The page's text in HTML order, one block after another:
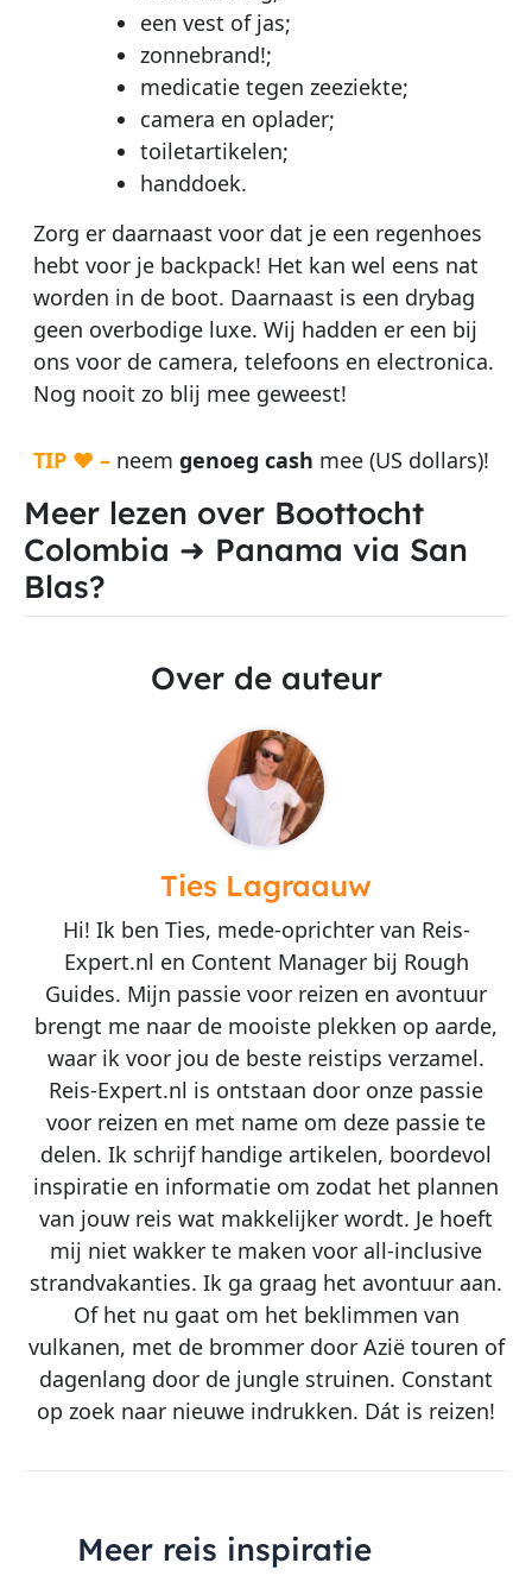
een vest of jas;
zonnebrand!;
medicatie tegen zeeziekte;
camera en oplader;
toiletartikelen;
handdoek.
Zorg er daarnaast voor dat je een regenhoes
hebt voor je backpack! Het kan wel eens nat
worden in de boot. Daarnaast is een drybag
geen overbodige luxe. Wij hadden er een bij
ons voor de camera, telefoons en electronica.
Nog nooit zo blij mee geweest!
TIP ♥ – neem genoeg cash mee (US dollars)!
Meer lezen over Boottocht
Colombia ➜ Panama via San
Blas?
Over de auteur
Ties Lagraauw
Hi! Ik ben Ties, mede-oprichter van Reis-
Expert.nl en Content Manager bij Rough
Guides. Mijn passie voor reizen en avontuur
brengt me naar de mooiste plekken op aarde,
waar ik voor jou de beste reistips verzamel.
Reis-Expert.nl is ontstaan door onze passie
voor reizen en met name om deze passie te
delen. Ik schrijf handige artikelen, boordevol
inspiratie en informatie om zodat het plannen
van jouw reis wat makkelijker wordt. Je hoeft
mij niet wakker te maken voor all-inclusive
strandvakanties. Ik ga graag het avontuur aan.
Of het nu gaat om het beklimmen van
vulkanen, met de brommer door Azië touren of
dagenlang door de jungle struinen. Constant
op zoek naar nieuwe indrukken. Dát is reizen!
Meer reis inspiratie